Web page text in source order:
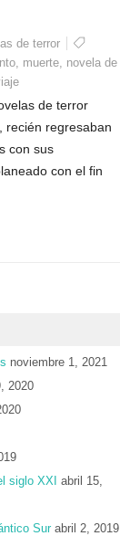
de terror
muerte novela de
de terror
recién regresaban
con sus
con el fin
noviembre 1, 2021
2020
siglo XXI
abril 15,
Sur abril 2, 2019